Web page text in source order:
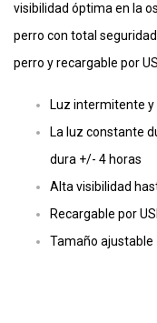
visibilidad óptima en la
perro con total
perro y recargable por
Luz intermitente y
La luz constante
dura +/- 4 horas
Alta visibilidad
Recargable por
Tamaño ajustable